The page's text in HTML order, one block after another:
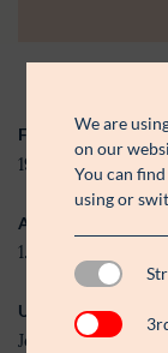
Fødselsår
1983
Ansat
1. august 2025
Uddannelse
Journalist fra
We are
on our
You can
using or